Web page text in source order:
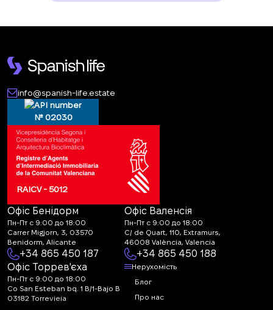
info@spanish-life.estate
№ 02030
RAICV - 5012
Офіс Бенідорм
Пн-Пт с 9:00 до 18:00
Carrer Migjorn, 3, 03570
Benidorm, Alicante
+34 865 450 187
Офіс Валенсія
Пн-Пт с 9:00 до 18:00
C/ de Quart, 110, Extramurs,
46008 València, Valencia
+34 865 450 188
Офіс Торрев'єха
Пн-Пт с 9:00 до 18:00
Co San Esteban bq. 1 B/1-Bajo B
03182 Torrevieja
Нерухомість
Блог
Про нас